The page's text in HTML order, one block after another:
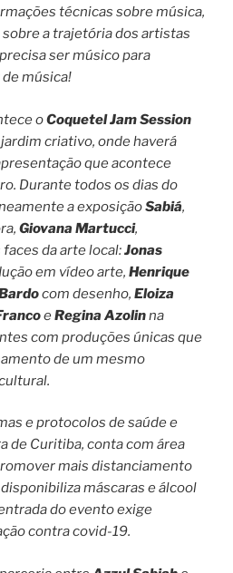
técnicas sobre música,
a trajetória dos artistas
ser músico para
música!
oCoquetel Jam Session
criativo, onde haverá
que acontece
Durante todos os dias do
a exposiçãoSabiá,
Giovana Martucci,
da arte local:Jonas
em vídeo arte, Henrique
com desenho, Eloiza
eRegina Azolinna
com produções únicas que
de um mesmo
e protocolos de saúde e
de Curitiba, conta com área
mais distanciamento
máscaras e álcool
do evento exige
contra covid-19.